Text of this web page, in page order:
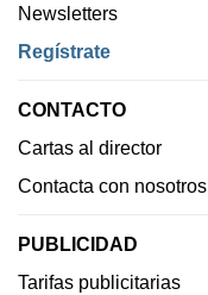
Newsletters
Regístrate
CONTACTO
Cartas al director
Contacta con nosotros
PUBLICIDAD
Tarifas publicitarias